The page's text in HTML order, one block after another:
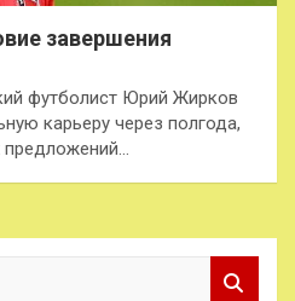
завершения
футболист Юрий Жирков
карьеру через полгода,
предложений…